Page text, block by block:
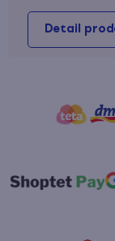
Detail